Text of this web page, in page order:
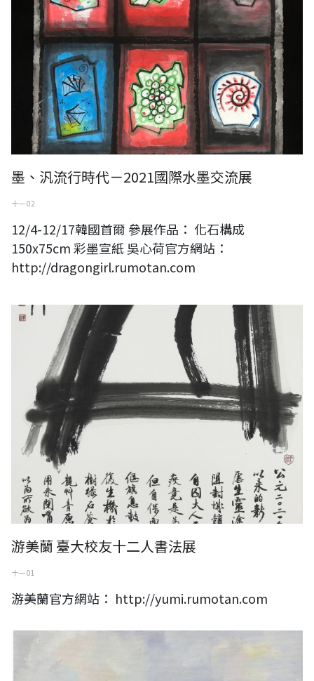
墨、汎流行時代－2021國際水墨交流展
十一 02
12/4-12/17韓國首爾 參展作品： 化石構成
150x75cm 彩墨宣紙 吳心荷官方網站：
http://dragongirl.rumotan.com
游美蘭---自囚多福
游美蘭 臺大校友十二人書法展
十一 01
游美蘭官方網站： http://yumi.rumotan.com